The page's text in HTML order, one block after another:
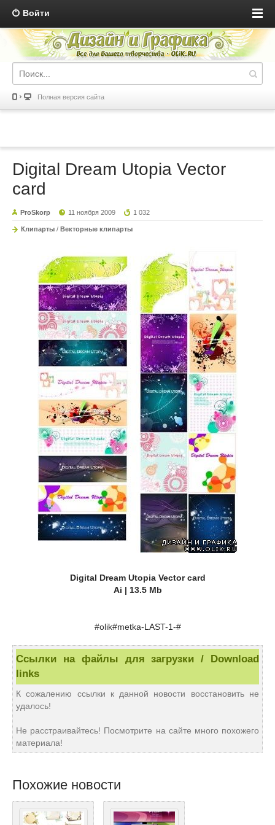
Войти
Полная версия сайта
Digital Dream Utopia Vector
card
ProSkorp 11 ноября 2009 1 032
Клипарты / Векторные клипарты
Digital Dream Utopia Vector card
Ai | 13.5 Mb
#olik#metka-LAST-1-#
Ссылки на файлы для загрузки / Download
links
К сожалению ссылки к данной новости восстановить не
удалось!
Не расстраивайтесь! Посмотрите на сайте много похожего
материала!
Похожие новости